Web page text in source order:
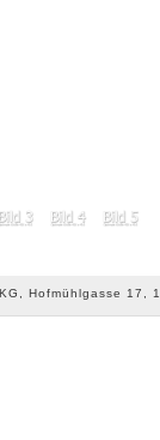
Hofmühlgasse